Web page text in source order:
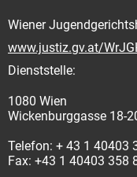
Wiener
www.justiz.gv.at/
Dienststelle:
1080 Wien
Wickenburggasse 18-
Telefon: + 43 1 40403
Fax: +43 1 40403 358